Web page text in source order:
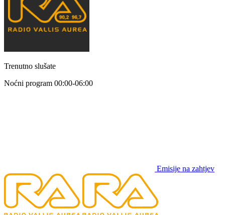
Trenutno slušate
Noćni program 00:00-06:00
Emisije na zahtjev